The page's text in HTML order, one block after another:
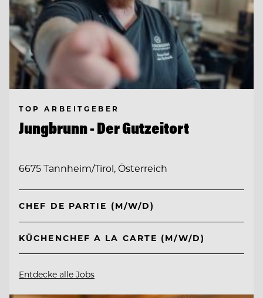
TOP ARBEITGEBER
Jungbrunn - Der Gutzeitort
6675 Tannheim/Tirol, Österreich
CHEF DE PARTIE (M/W/D)
KÜCHENCHEF A LA CARTE (M/W/D)
Entdecke alle Jobs